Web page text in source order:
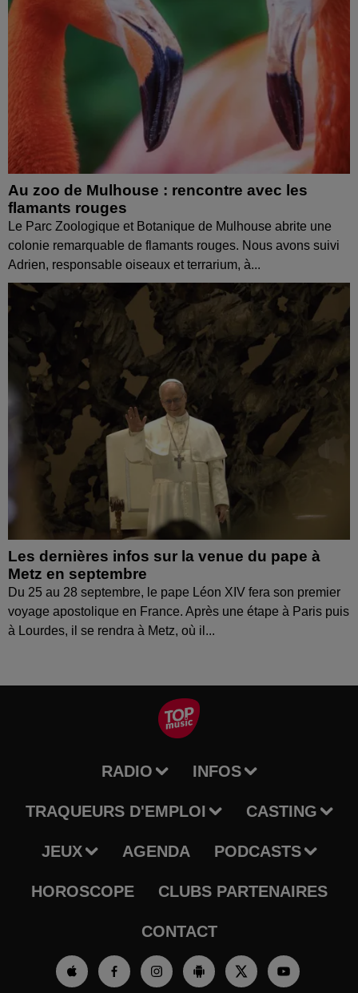
Au zoo de Mulhouse : rencontre avec les
flamants rouges
Le Parc Zoologique et Botanique de Mulhouse abrite une
colonie remarquable de flamants rouges. Nous avons suivi
Adrien, responsable oiseaux et terrarium, à...
Les dernières infos sur la venue du pape à
Metz en septembre
Du 25 au 28 septembre, le pape Léon XIV fera son premier
voyage apostolique en France. Après une étape à Paris puis
à Lourdes, il se rendra à Metz, où il...
RADIO INFOS
TRAQUEURS D'EMPLOI CASTING
JEUX AGENDA PODCASTS
HOROSCOPE CLUBS PARTENAIRES
CONTACT